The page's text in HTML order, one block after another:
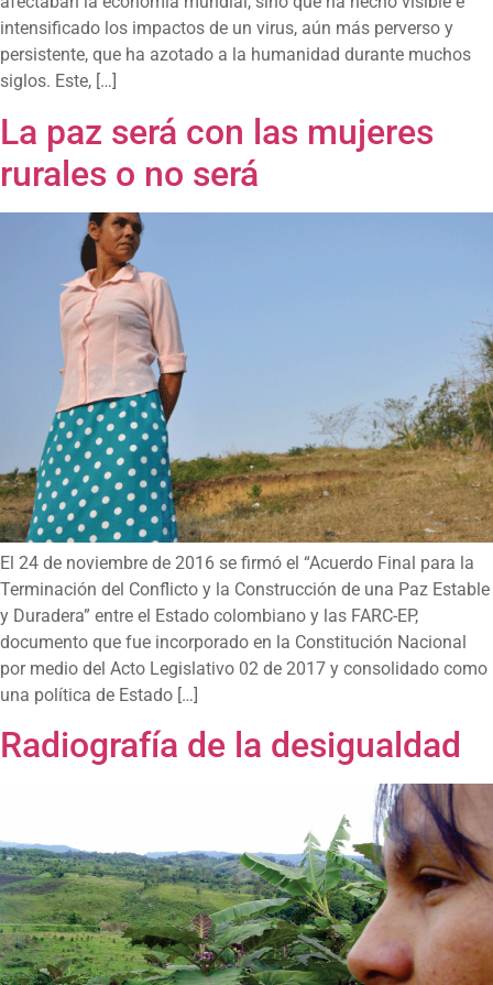
intensificado los impactos de un virus, aún más perverso y
persistente, que ha azotado a la humanidad durante muchos
siglos. Este, […]
La paz será con las mujeres
rurales o no será
El 24 de noviembre de 2016 se firmó el “Acuerdo Final para la
Terminación del Conflicto y la Construcción de una Paz Estable
y Duradera” entre el Estado colombiano y las FARC-EP,
documento que fue incorporado en la Constitución Nacional
por medio del Acto Legislativo 02 de 2017 y consolidado como
una política de Estado […]
Radiografía de la desigualdad